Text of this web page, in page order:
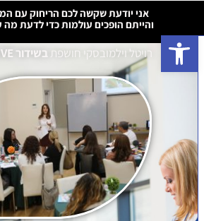
פתח סרגל נגישות
אני יודעת שקשה לכם הריחוק עם
והייתם הופכים עולמות כדי לדעת
רויטל וילמובסקי חושפתבשידור LIVE